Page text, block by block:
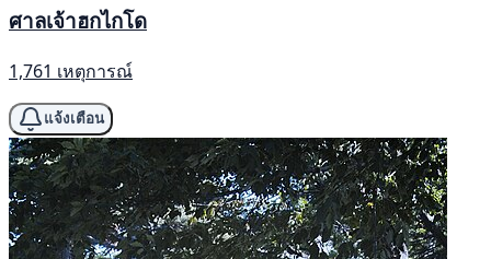
ศาลเจ้าฮกไกโด
1,761 เหตุการณ์
แจ้งเตือน